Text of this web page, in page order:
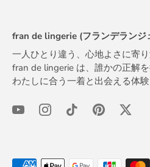
fran de lingerie (フランデランジ
一人ひとり違う、心地よさに寄り
fran de lingerie は、誰かの正解を
わたしに合う一着と出会える体験